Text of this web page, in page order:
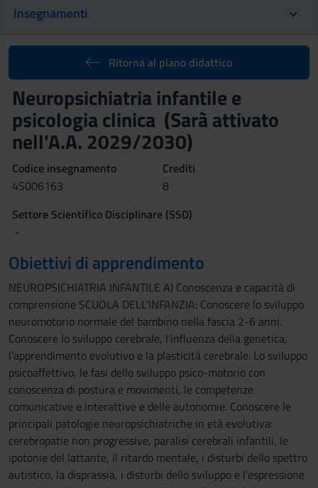
Insegnamenti
Ritorna al piano didattico
Neuropsichiatria infantile e
psicologia clinica (Sarà attivato
nell'A.A. 2029/2030)
Codice insegnamento
4S006163
Crediti
8
Settore Scientifico Disciplinare (SSD)
-
Obiettivi di apprendimento
NEUROPSICHIATRIA INFANTILE A) Conoscenza e capacità di
comprensione SCUOLA DELL'INFANZIA: Conoscere lo sviluppo
neuromotorio normale del bambino nella fascia 2-6 anni.
Conoscere lo sviluppo cerebrale, l’influenza della genetica,
l’apprendimento evolutivo e la plasticità cerebrale. Lo sviluppo
psicoaffettivo, le fasi dello sviluppo psico-motorio con
conoscenza di postura e movimenti, le competenze
comunicative e interattive e delle autonomie. Conoscere le
principali patologie neuropsichiatriche in età evolutiva:
cerebropatie non progressive, paralisi cerebrali infantili, le
ipotonie del lattante, il ritardo mentale, i disturbi dello spettro
autistico, la disprassia, i disturbi dello sviluppo e l’espressione